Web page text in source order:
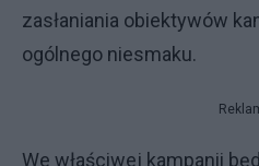
zasłaniania obiektywów
ogólnego niesmaku.
We właściwej kampanii